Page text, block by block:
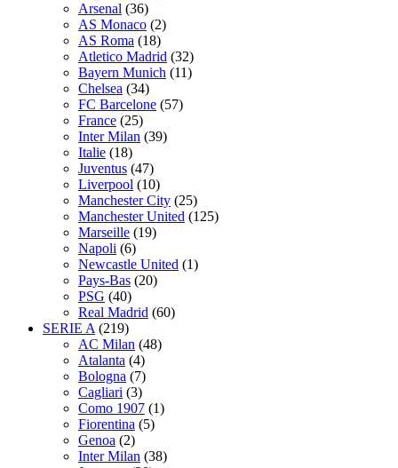
Arsenal (36)
AS Monaco (2)
AS Roma (18)
Atletico Madrid (32)
Bayern Munich (11)
Chelsea (34)
FC Barcelone (57)
France (25)
Inter Milan (39)
Italie (18)
Juventus (47)
Liverpool (10)
Manchester City (25)
Manchester United (125)
Marseille (19)
Napoli (6)
Newcastle United (1)
Pays-Bas (20)
PSG (40)
Real Madrid (60)
SERIE A (219)
AC Milan (48)
Atalanta (4)
Bologna (7)
Cagliari (3)
Como 1907 (1)
Fiorentina (5)
Genoa (2)
Inter Milan (38)